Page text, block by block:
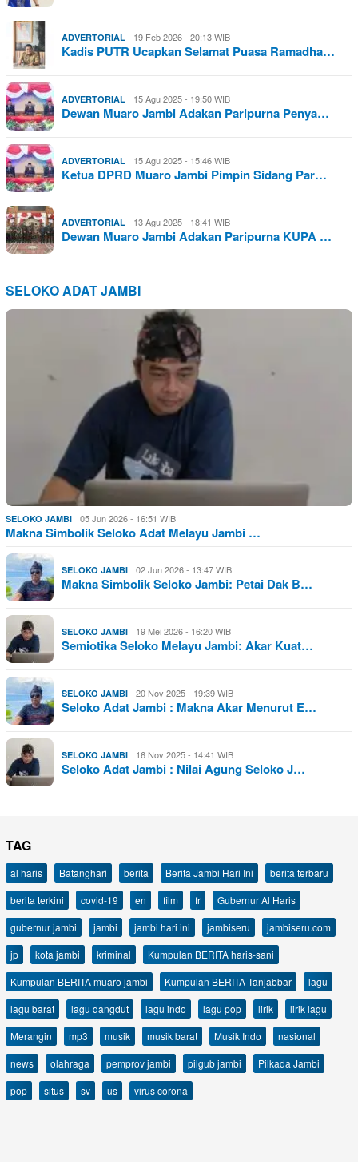
ADVERTORIAL 19 Feb 2026 - 20:13 WIB
Kadis PUTR Ucapkan Selamat Puasa Ramadha…
ADVERTORIAL 15 Agu 2025 - 19:50 WIB
Dewan Muaro Jambi Adakan Paripurna Penya…
ADVERTORIAL 15 Agu 2025 - 15:46 WIB
Ketua DPRD Muaro Jambi Pimpin Sidang Par…
ADVERTORIAL 13 Agu 2025 - 18:41 WIB
Dewan Muaro Jambi Adakan Paripurna KUPA …
SELOKO ADAT JAMBI
SELOKO JAMBI 05 Jun 2026 - 16:51 WIB
Makna Simbolik Seloko Adat Melayu Jambi …
SELOKO JAMBI 02 Jun 2026 - 13:47 WIB
Makna Simbolik Seloko Jambi: Petai Dak B…
SELOKO JAMBI 19 Mei 2026 - 16:20 WIB
Semiotika Seloko Melayu Jambi: Akar Kuat…
SELOKO JAMBI 20 Nov 2025 - 19:39 WIB
Seloko Adat Jambi : Makna Akar Menurut E…
SELOKO JAMBI 16 Nov 2025 - 14:41 WIB
Seloko Adat Jambi : Nilai Agung Seloko J…
TAG
al haris Batanghari berita Berita Jambi Hari Ini
berita terbaru
berita terkini
covid-19 en film fr
Gubernur Al Haris
gubernur jambi
jambi jambi hari ini jambiseru
jambiseru.com
jp
kota jambi kriminal
Kumpulan BERITA haris-sani
Kumpulan BERITA muaro jambi
Kumpulan BERITA Tanjabbar
lagu
lagu barat
lagu dangdut lagu indo lagu pop lirik
lirik lagu
Merangin
mp3 musik musik barat Musik Indo
nasional
news
olahraga pemprov jambi pilgub jambi
Pilkada Jambi
pop
situs sv us virus corona